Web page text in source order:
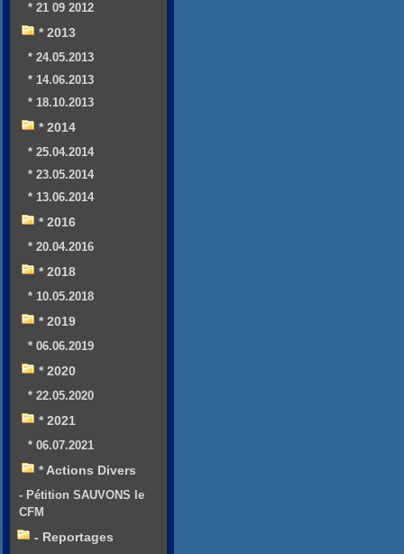
* 21 09 2012
* 2013
* 24.05.2013
* 14.06.2013
* 18.10.2013
* 2014
* 25.04.2014
* 23.05.2014
* 13.06.2014
* 2016
* 20.04.2016
* 2018
* 10.05.2018
* 2019
* 06.06.2019
* 2020
* 22.05.2020
* 2021
* 06.07.2021
* Actions Divers
- Pétition SAUVONS le
CFM
- Reportages